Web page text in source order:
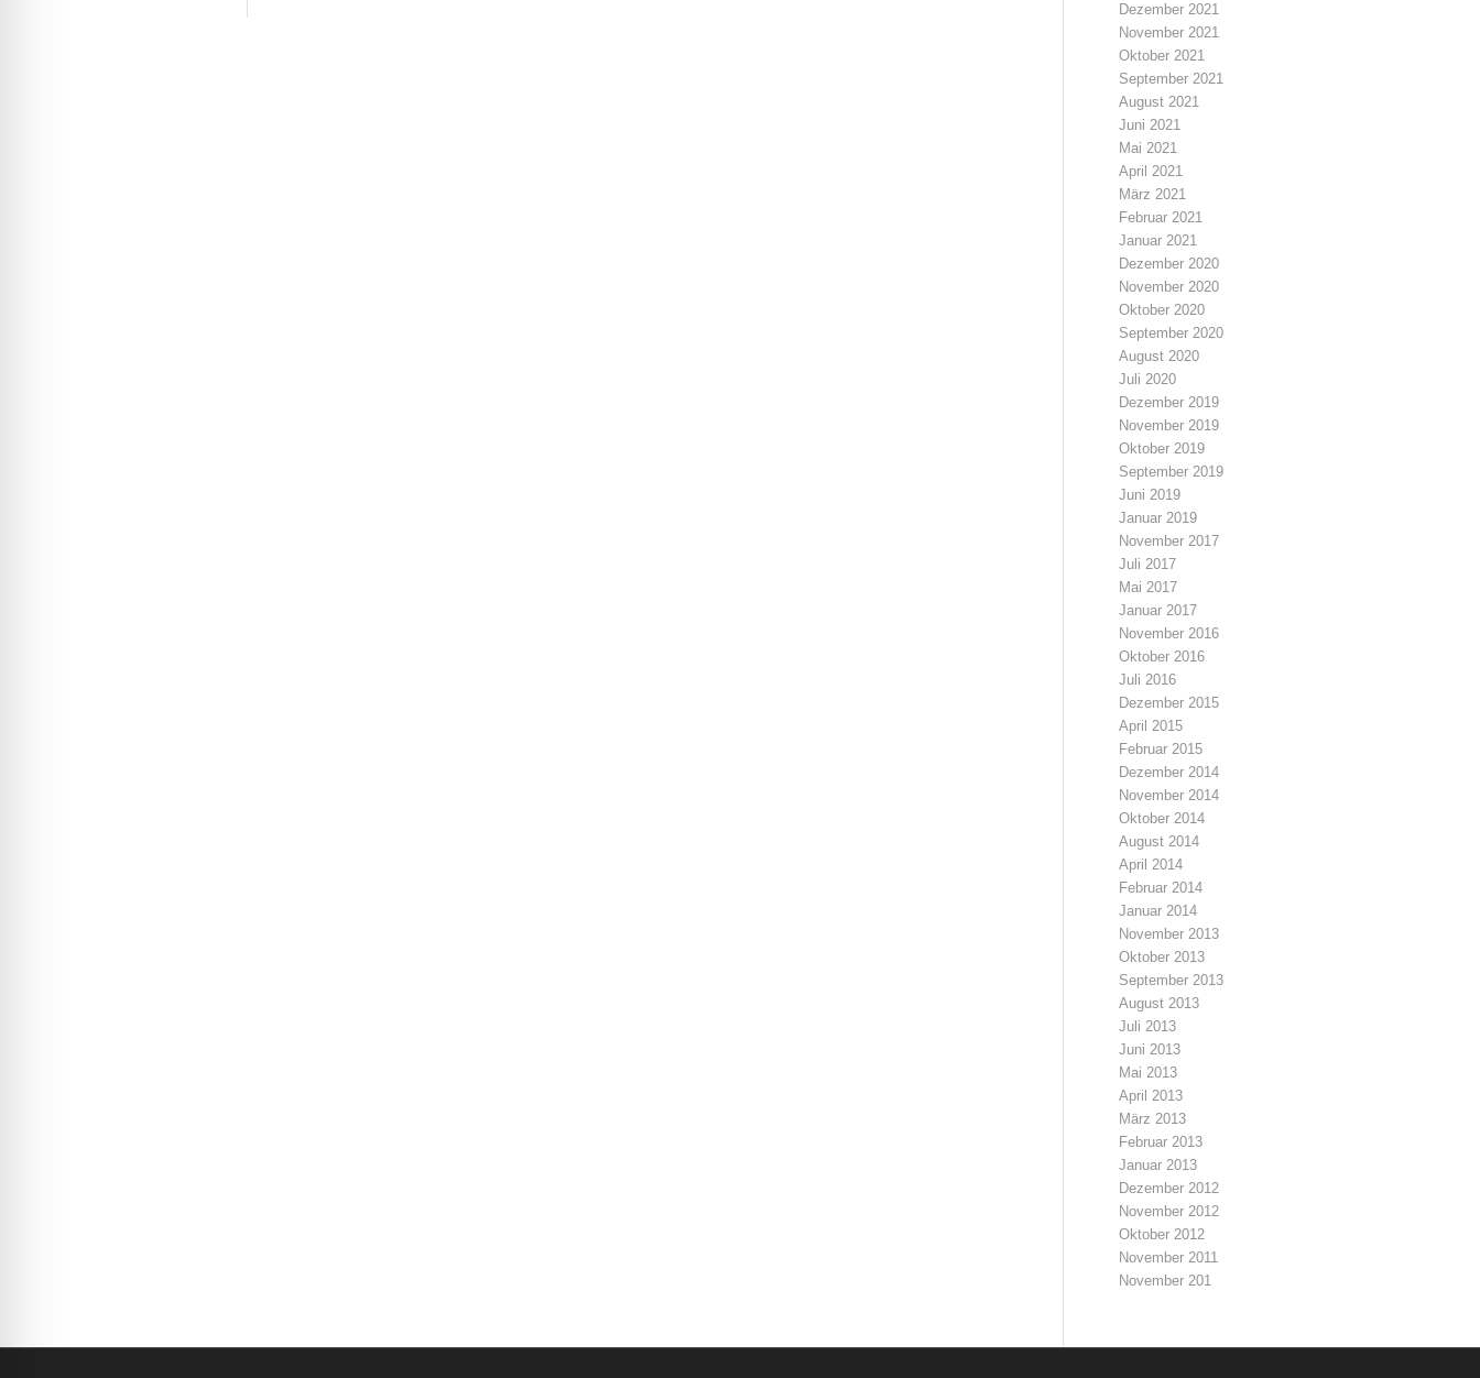
Dezember 2021
November 2021
Oktober 2021
September 2021
August 2021
Juni 2021
Mai 2021
April 2021
März 2021
Februar 2021
Januar 2021
Dezember 2020
November 2020
Oktober 2020
September 2020
August 2020
Juli 2020
Dezember 2019
November 2019
Oktober 2019
September 2019
Juni 2019
Januar 2019
November 2017
Juli 2017
Mai 2017
Januar 2017
November 2016
Oktober 2016
Juli 2016
Dezember 2015
April 2015
Februar 2015
Dezember 2014
November 2014
Oktober 2014
August 2014
April 2014
Februar 2014
Januar 2014
November 2013
Oktober 2013
September 2013
August 2013
Juli 2013
Juni 2013
Mai 2013
April 2013
März 2013
Februar 2013
Januar 2013
Dezember 2012
November 2012
Oktober 2012
November 2011
November 201